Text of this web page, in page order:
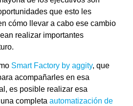
que esto les
cómo llevar a cabo ese cambio
realizar importantes
Smart Factory by aggity, que
acompañarles en esa
es posible realizar esa
completa automatización de